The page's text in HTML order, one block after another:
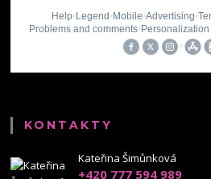
KONTAKTY
Kateřina Šimůnková
+420 777 594 989